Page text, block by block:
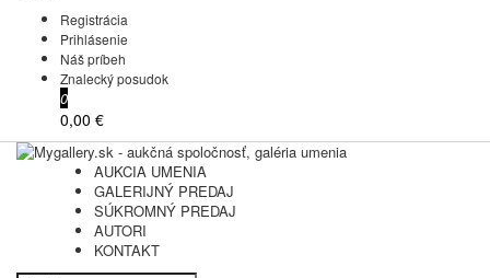
Registrácia
Prihlásenie
Náš príbeh
Znalecký posudok
0
0,00 €
AUKCIA UMENIA
GALERIJNÝ PREDAJ
SÚKROMNÝ PREDAJ
AUTORI
KONTAKT